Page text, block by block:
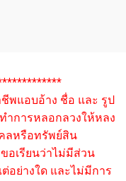
พแอบอ้าง ชื่อ และ รูป
ำการหลอกลวงให้หลง
ลหรือทรัพย์สิน
อเรียนว่าไม่มีส่วน
อย่างใด และไม่มีการ